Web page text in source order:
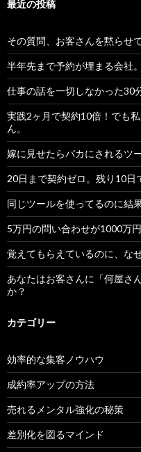
最近の投稿
その質問、お客さんを黙らせ
半年先まで予約が埋まる会社
仕事の話を一切しなかった30
実践2ヶ月で契約10倍！でも
ん。
嫁に見せたらバカにされるツ
20日まで契約ゼロ。残り10
同じツールを使ってるのに結
5万円の問い合わせが1000万
覚えてもらえているのに、な
あなたはお客さんに「何屋さ
か？
カテゴリー
効率的な集客ノウハウ
成約率アップの方法
売れるメンタル強化の秘策
差別化を図るマインド